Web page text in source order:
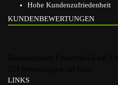
Hohe Kundenzufriedenheit
KUNDENBEWERTUNGEN
LINKS